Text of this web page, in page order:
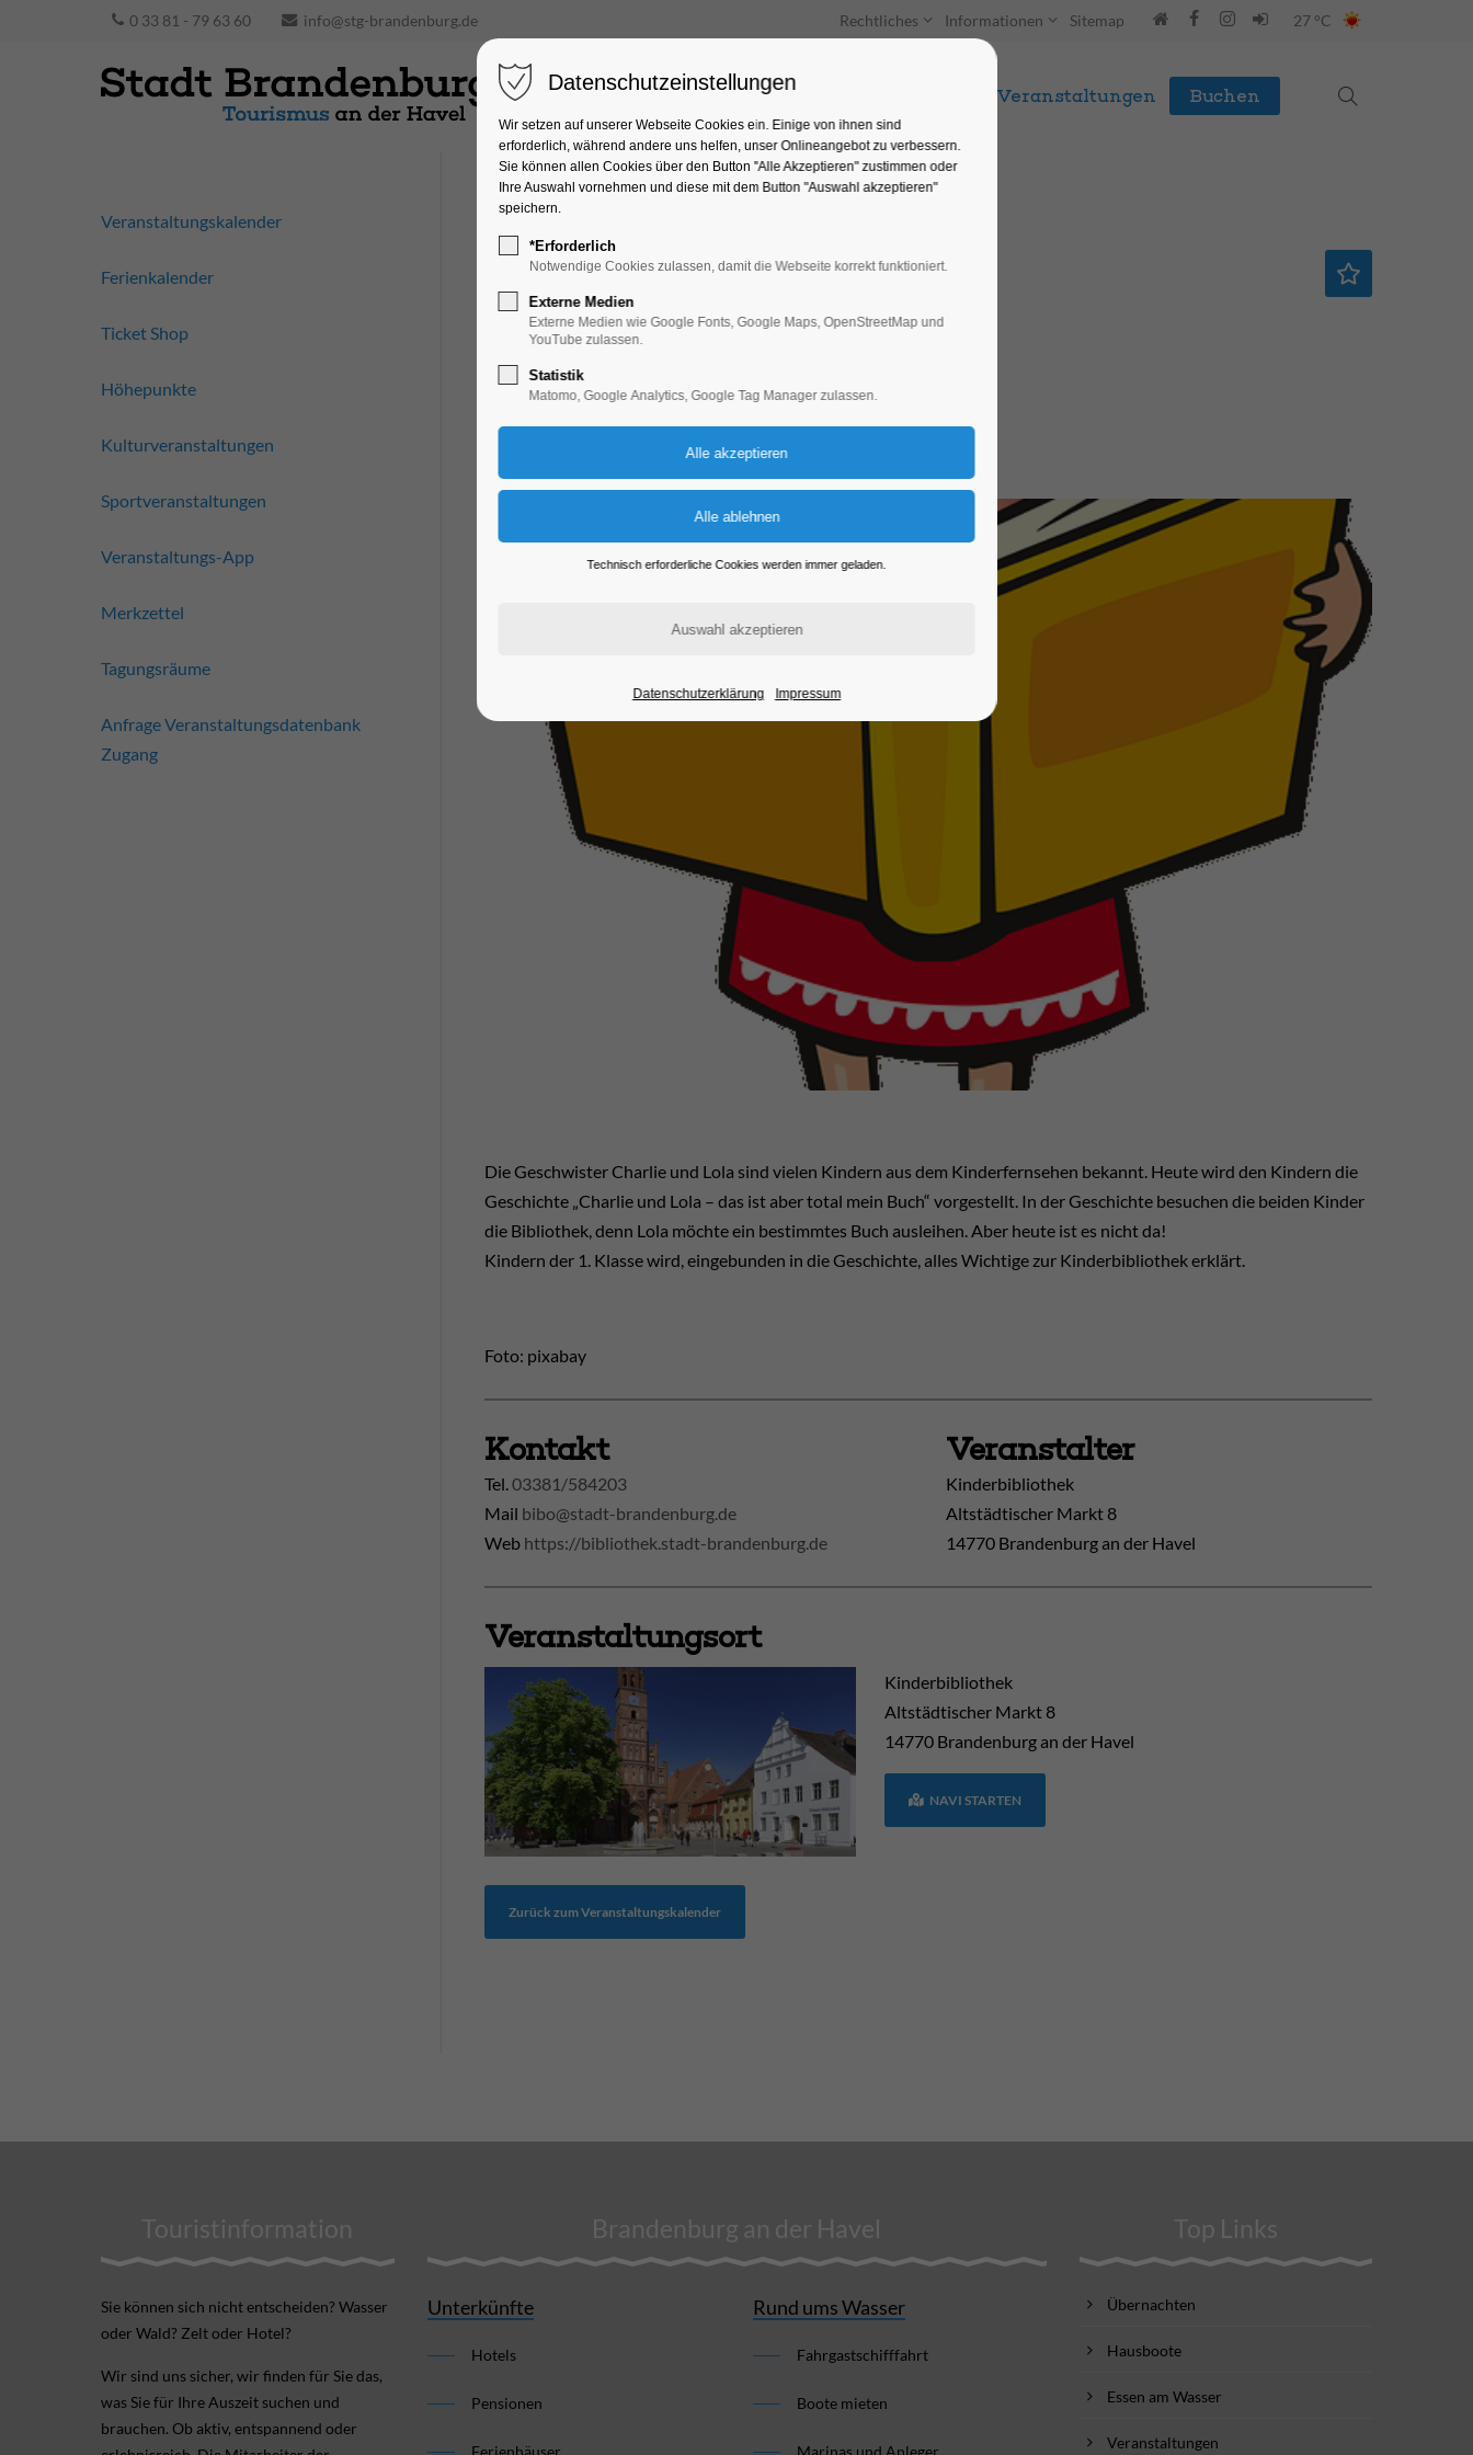
0 33 81 - 79 63 60 info@stg-brandenburg.de Rechtliches Informationen Sitemap 27 °C
Unterkünfte Entdecken & Erleben Veranstaltungen Buchen
"Charlie und Lola"
Bildung, Vortrag, Kinder, Jugend, Lesung
12.05.2026, 09:00–10:00
Die Geschwister Charlie und Lola sind vielen Kindern aus dem Kinderfernsehen bekannt. Heute wird den Kindern die
Geschichte „Charlie und Lola – das ist aber total mein Buch“ vorgestellt. In der Geschichte besuchen die beiden Kinder
die Bibliothek, denn Lola möchte ein bestimmtes Buch ausleihen. Aber heute ist es nicht da!
Kindern der 1. Klasse wird, eingebunden in die Geschichte, alles Wichtige zur Kinderbibliothek erklärt.
Foto: pixabay
Kontakt
Tel.03381/584203
Mail bibo@stadt-brandenburg.de
Web https://bibliothek.stadt-brandenburg.de
Veranstalter
Kinderbibliothek
Altstädtischer Markt 8
14770 Brandenburg an der Havel
Veranstaltungsort
Kinderbibliothek
Altstädtischer Markt 8
14770 Brandenburg an der Havel
NAVI STARTEN
Zurück zum Veranstaltungskalender
Veranstaltungskalender
Ferienkalender
Ticket Shop
Höhepunkte
Kulturveranstaltungen
Sportveranstaltungen
Veranstaltungs-App
Merkzettel
Tagungsräume
Anfrage Veranstaltungsdatenbank
Zugang
Touristinformation
Sie können sich nicht ent­scheiden? Wasser
oder Wald? Zelt oder Hotel?
Wir sind uns sicher, wir finden für Sie das,
was Sie für Ihre Aus­zeit suchen und
brauchen. Ob aktiv, ent­spannend oder
Brandenburg an der Havel
Unterkünfte
Hotels
Pensionen
Ferienhäuser
Rund ums Wasser
Fahrgastschifffahrt
Boote mieten
Marinas und Anleger
Top Links
Übernachten
Hausboote
Essen am Wasser
Veranstaltungen
Datenschutzeinstellungen
Wir setzen auf unserer Webseite Cookies ein. Einige von ihnen sind
erforderlich, während andere uns helfen, unser Onlineangebot zu verbessern.
Sie können allen Cookies über den Button "Alle Akzeptieren" zustimmen oder
Ihre Auswahl vornehmen und diese mit dem Button "Auswahl akzeptieren"
speichern.
*Erforderlich
Notwendige Cookies zulassen, damit die Webseite korrekt funktioniert.
Externe Medien
Externe Medien wie Google Fonts, Google Maps, OpenStreetMap und
YouTube zulassen.
Statistik
Matomo, Google Analytics, Google Tag Manager zulassen.
Technisch erforderliche Cookies werden immer geladen.
Datenschutzerklärung Impressum